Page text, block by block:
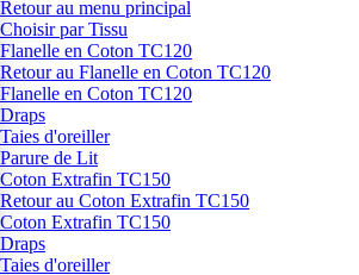
Retour au menu principal
Choisir par Tissu
Flanelle en Coton TC120
Retour au Flanelle en Coton TC120
Flanelle en Coton TC120
Draps
Taies d'oreiller
Parure de Lit
Coton Extrafin TC150
Retour au Coton Extrafin TC150
Coton Extrafin TC150
Draps
Taies d'oreiller